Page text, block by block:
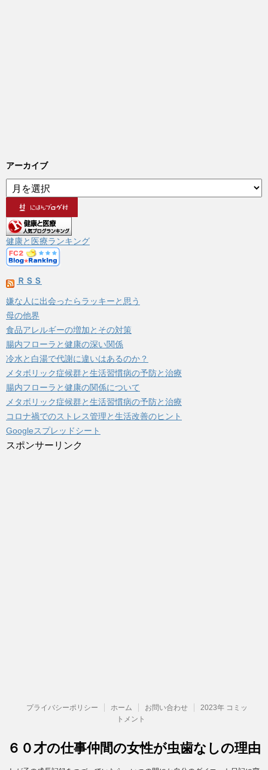
アーカイブ
ア
ー
イ
ブ
健康と医療ランキング
ＲＳＳ
嫌な人に出会ったらラッキーと思う
母の他界
食品アレルギーの増加とその対策
腸内フローラと健康の深い関係
冷水と白湯で代謝に違いはあるのか？
メタボリック症候群と生活習慣病の予防と治療
腸内フローラと健康の関係について
メタボリック症候群と生活習慣病の予防と治療
コロナ禍でのストレス管理と生活改善のヒント
Googleスプレッドシート
スポンサーリンク
プライバシーポリシー ホーム お問い合わせ
2023年 コミッ
トメント
６０才の仕事仲間の女性が虫歯なしの理由